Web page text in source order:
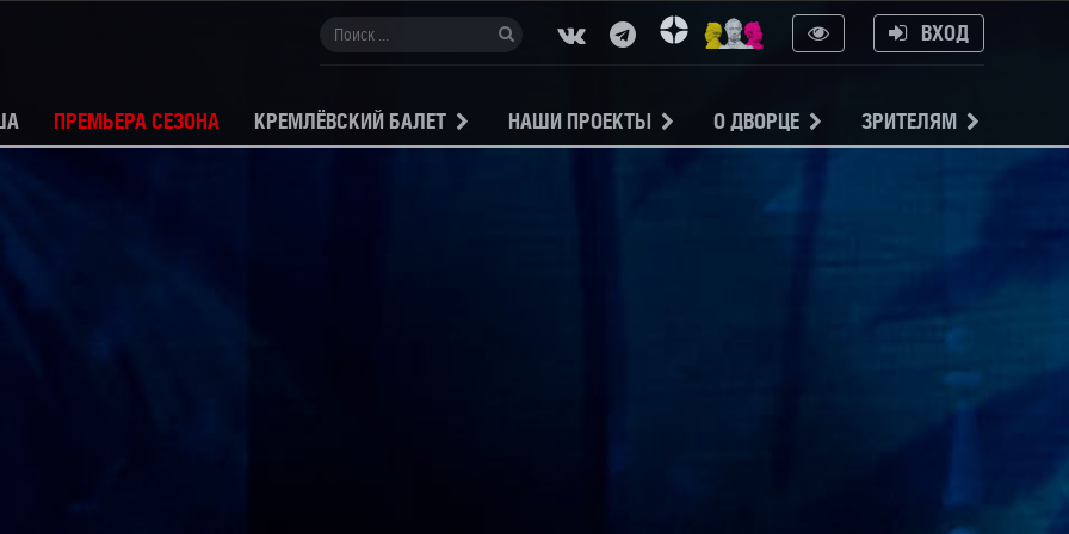
ВХОД
ПРЕМЬЕРА СЕЗОНА КРЕМЛЁВСКИЙ БАЛЕТ НАШИ ПРОЕКТЫ О ДВОРЦЕ ЗРИТЕЛЯМ